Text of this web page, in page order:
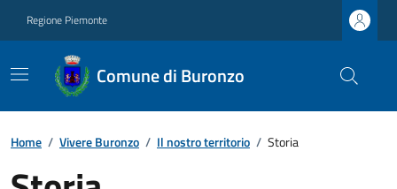
Regione Piemonte
Comune di Buronzo
Home / Vivere Buronzo / Il nostro territorio / Storia